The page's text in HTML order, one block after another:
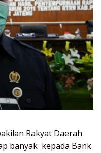
Rakyat Daerah
banyak kepada Bank